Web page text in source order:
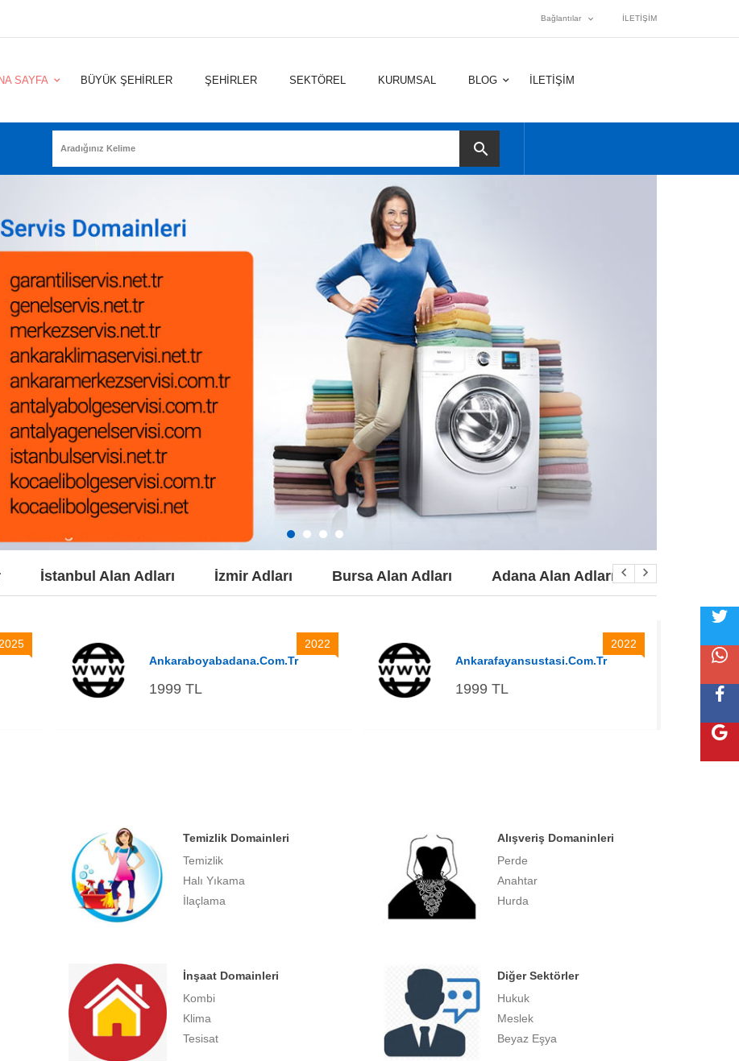
Bağlantılar İLETİŞİM
SAYFA BÜYÜK ŞEHİRLER ŞEHİRLER SEKTÖREL KURUMSAL BLOG İLETİŞİM
İstanbul Alan Adları İzmir Adları Bursa Alan Adları Adana Alan Adları
2025
Ankaraboyabadana.com.tr
1999 TL
2022
Ankarafayansustasi.com.tr
1999 TL
2022
Temizlik Domainleri
Temizlik
Halı Yıkama
İlaçlama
Alışveriş Domaninleri
Perde
Anahtar
Hurda
İnşaat Domainleri
Kombi
Klima
Tesisat
Diğer Sektörler
Hukuk
Meslek
Beyaz Eşya